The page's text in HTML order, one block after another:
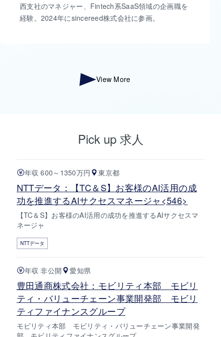
西支社のマネジャー、Fintech系SaaS領域の企画職を
経験。2024年にsincereed株式会社に参画。
View More
Pick up 求人
年収 600～1350万円 東京都
NTTデータ：【TC＆S】お客様のAI活用の成
功を推進するAIサクセスマネージャ<546>
【TC＆S】お客様のAI活用の成功を推進するAIサクセスマ
ネージャ
NTTデータ
年収 非公開 愛知県
豊田通商株式会社：モビリティ本部 モビリ
ティ・バリューチェーン事業開発部 モビリ
ティファイナンスグループ
モビリティ本部 モビリティ・バリューチェーン事業開発